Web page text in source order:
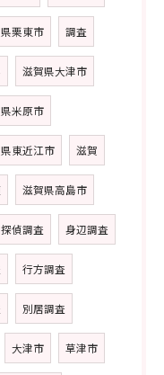
栗東市 調査
滋賀県大津市
米原市
東近江市 滋賀
滋賀県高島市
探偵調査 身辺調査
行方調査
別居調査
大津市 草津市